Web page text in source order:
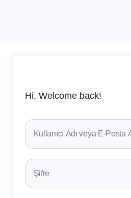
Hi, Welcome back!